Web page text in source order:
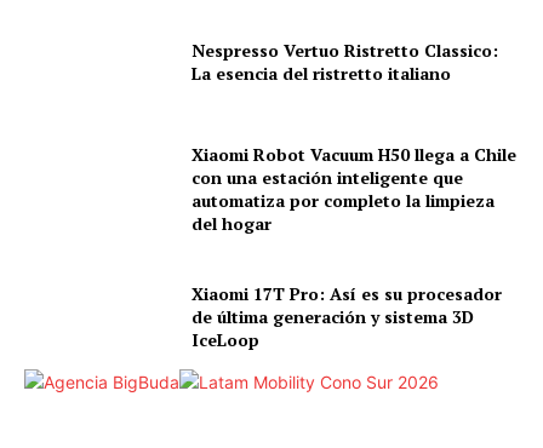
Nespresso Vertuo Ristretto Classico:
La esencia del ristretto italiano
Xiaomi Robot Vacuum H50 llega a Chile
con una estación inteligente que
automatiza por completo la limpieza
del hogar
Xiaomi 17T Pro: Así es su procesador
de última generación y sistema 3D
IceLoop